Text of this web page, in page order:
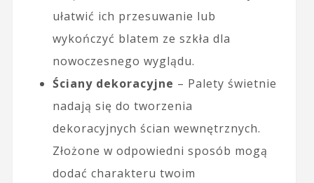
ułatwić ich przesuwanie lub
wykończyć blatem ze szkła dla
nowoczesnego wyglądu.
Ściany dekoracyjne – Palety świetnie
nadają się do tworzenia
dekoracyjnych ścian wewnętrznych.
Złożone w odpowiedni sposób mogą
dodać charakteru twoim